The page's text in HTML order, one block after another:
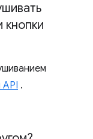
кнопки
.